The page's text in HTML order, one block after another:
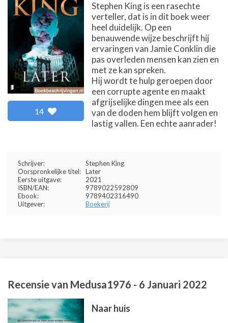
14
Stephen King is een rasechte
verteller, dat is in dit boek weer
heel duidelijk. Op een
benauwende wijze beschrijft hij
ervaringen van Jamie Conklin die
pas overleden mensen kan zien en
met ze kan spreken.
Hij wordt te hulp geroepen door
een corrupte agente en maakt
afgrijselijke dingen mee als een
van de doden hem blijft volgen en
lastig vallen. Een echte aanrader!
Schrijver:
Stephen King
Oorspronkelijke titel: Later
Eerste uitgave:
2021
ISBN/EAN:
9789022592809
Ebook:
9789402316490
Uitgever:
Boekerij
Recensie van Medusa1976 - 6 Januari 2022
Naar huis